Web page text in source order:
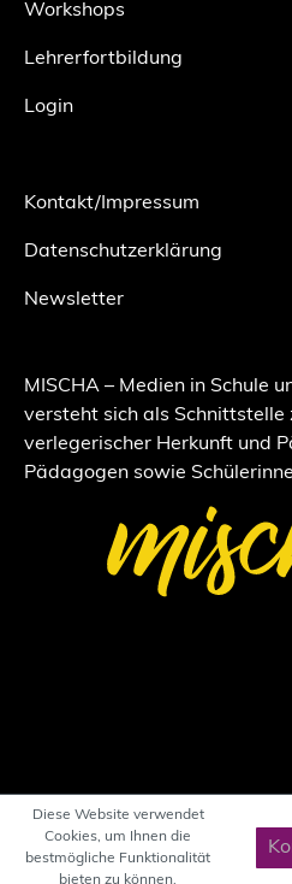
Workshops
Lehrerfortbildung
Login
Kontakt/Impressum
Datenschutzerklärung
Newsletter
MISCHA – Medien in Schule
versteht sich als Schnittstelle
verlegerischer Herkunft und
Pädagogen sowie
Diese Website verwendet
Cookies, um Ihnen die
bestmögliche Funktionalität
bieten zu können.